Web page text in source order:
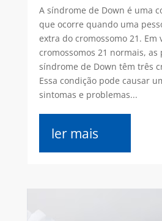
A síndrome de Down é uma
que ocorre quando uma
extra do cromossomo 21. Em
cromossomos 21 normais, as
síndrome de Down têm três
Essa condição pode causar
sintomas e problemas...
ler mais